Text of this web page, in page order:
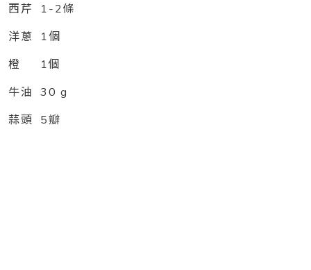
西芹 1-2條
洋蔥 1個
橙 1個
牛油 30 g
蒜頭 5瓣